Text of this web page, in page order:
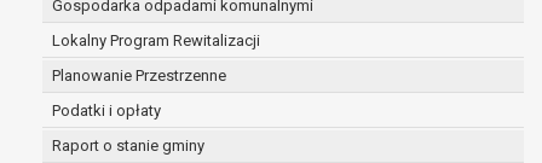
Gospodarka odpadami komunalnymi
Lokalny Program Rewitalizacji
Planowanie Przestrzenne
Podatki i opłaty
Raport o stanie gminy
(merytorycznych), a także obowiązków i
zadań zleconych przez instytucje
nadrzędne wobec Gminy;
zawarcia i realizacji umów;
ochrony żywotnych interesów osoby, której
dane dotyczą, lub innej osoby fizycznej;